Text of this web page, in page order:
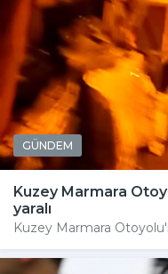
GÜNDEM
Kuzey Marmara
yaralı
Kuzey Marmara